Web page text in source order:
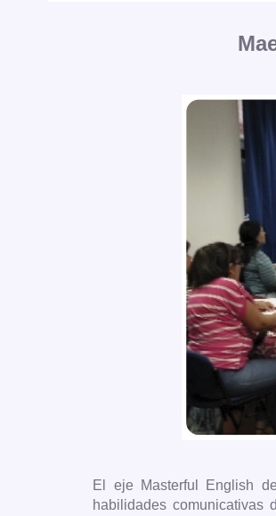
El eje Masterful English
habilidades comunicativas